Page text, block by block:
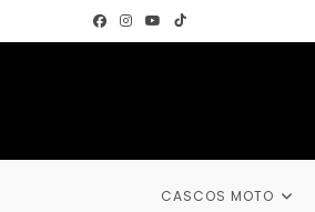
al
CASCOS MOTO